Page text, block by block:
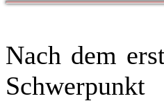
Nach dem